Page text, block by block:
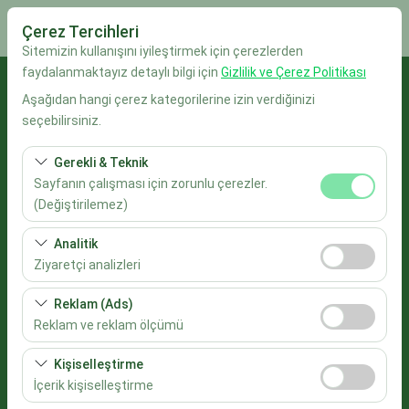
Çerez Tercihleri
Sitemizin kullanışını iyileştirmek için çerezlerden
faydalanmaktayız detaylı bilgi için Gizlilik ve Çerez Politikası
Aşağıdan hangi çerez kategorilerine izin verdiğinizi
seçebilirsiniz.
Gerekli & Teknik
Sayfanın çalışması için zorunlu çerezler.
(Değiştirilemez)
Bu çerezler sitenin doğru şekilde çalışması, güvenlik,
oturum yönetimi ve temel işlevler için gereklidir. Devre
dışı bırakılamaz.
Analitik
Ziyaretçi analizleri
Bu çerezler, sitemizin nasıl kullanıldığını (ziyaretçi sayısı,
en çok ziyaret edilen sayfalar, kullanıcı davranışları)
analiz etmemizi sağlar. Bu veriler, web sitesi
performansını ölçmek ve kullanıcı deneyimini sürekli
iyileştirmek için kullanılır.
Reklam (Ads)
Reklam ve reklam ölçümü
Bu çerezler, size ilgi alanlarınıza uygun kişiselleştirilmiş
reklamlar göstermemize ve reklam kampanyalarımızın
etkinliğini (gösterim sayısı, tıklama oranı) ölçmemize
Kişiselleştirme
İçerik kişiselleştirme
İstanbul Sabiha Gökçen Havalimanı
Aracı farklı bir lokasyona bırakacağım
Alış Tarih & Saat
Bırakış Tarih & Saat
09:00
Araçları Listele